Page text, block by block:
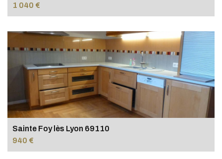
1 040 €
Sainte Foy lès Lyon 69110
940 €